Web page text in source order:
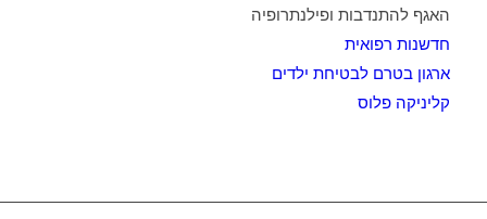
האגף להתנדבות ופילנתרופיה
חדשנות רפואית
ארגון בטרם לבטיחת ילדים
קליניקה פלוס